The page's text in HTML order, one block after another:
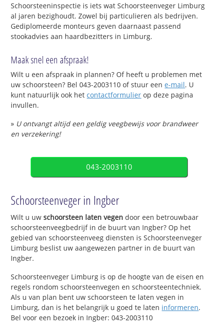
Schoorsteeninspectie is iets wat Schoorsteenveger Limburg
al jaren bezighoudt. Zowel bij particulieren als bedrijven.
Gediplomeerde monteurs geven daarnaast passend
stookadvies aan haardbezitters in Limburg.
Maak snel een afspraak!
Wilt u een afspraak in plannen? Of heeft u problemen met
uw schoorsteen? Bel 043-2003110 of stuur eene-mail. U
kunt natuurlijk ook hetcontactformulier op deze pagina
invullen.
» U ontvangt altijd een geldig veegbewijs voor brandweer
en verzekering!
043-2003110
Schoorsteenveger in Ingber
Wilt u uwschoorsteen laten vegen door een betrouwbaar
schoorsteenveegbedrijf in de buurt van Ingber? Op het
gebied van schoorsteenveeg diensten is Schoorsteenveger
Limburg beslist uw aangewezen partner in de buurt van
Ingber.
Schoorsteenveger Limburg is op de hoogte van de eisen en
regels rondom schoorsteenvegen en schoorsteentechniek.
Als u van plan bent uw schoorsteen te laten vegen in
Limburg, dan is het belangrijk u goed te laten informeren.
Bel voor een bezoek in Ingber: 043-2003110